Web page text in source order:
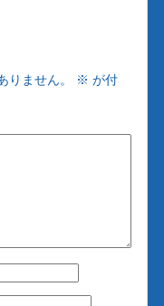
りません。 ※ が付